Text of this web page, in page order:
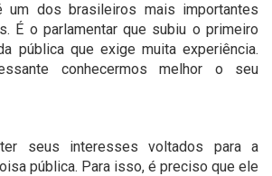
um dos brasileiros mais importantes
É o parlamentar que subiu o primeiro
pública que exige muita experiência.
conhecermos melhor o seu
seus interesses voltados para a
pública. Para isso, é preciso que ele